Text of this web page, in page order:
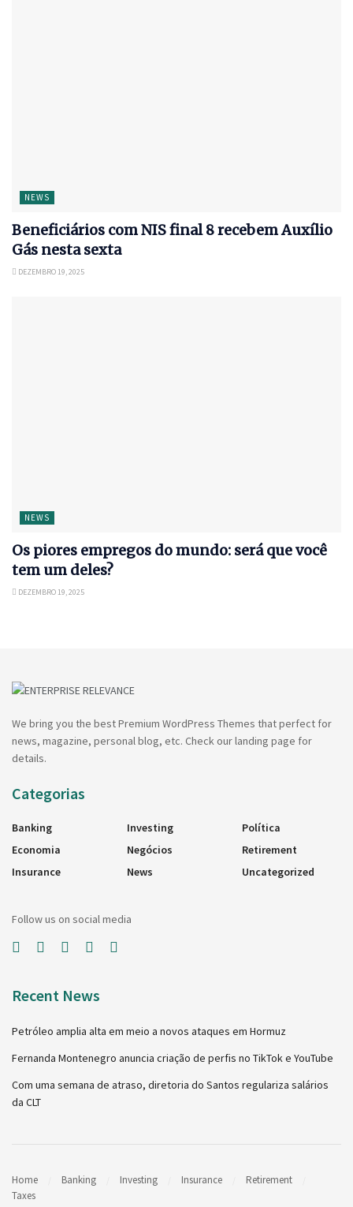
NEWS
Beneficiários com NIS final 8 recebem Auxílio
Gás nesta sexta
DEZEMBRO 19, 2025
NEWS
Os piores empregos do mundo: será que você
tem um deles?
DEZEMBRO 19, 2025
We bring you the best Premium WordPress Themes that perfect for
news, magazine, personal blog, etc. Check our landing page for
details.
Categorias
Banking
Economia
Insurance
Investing
Negócios
News
Política
Retirement
Uncategorized
Follow us on social media
Recent News
Petróleo amplia alta em meio a novos ataques em Hormuz
Fernanda Montenegro anuncia criação de perfis no TikTok e YouTube
Com uma semana de atraso, diretoria do Santos regulariza salários
da CLT
Home Banking Investing Insurance
Retirement
Taxes